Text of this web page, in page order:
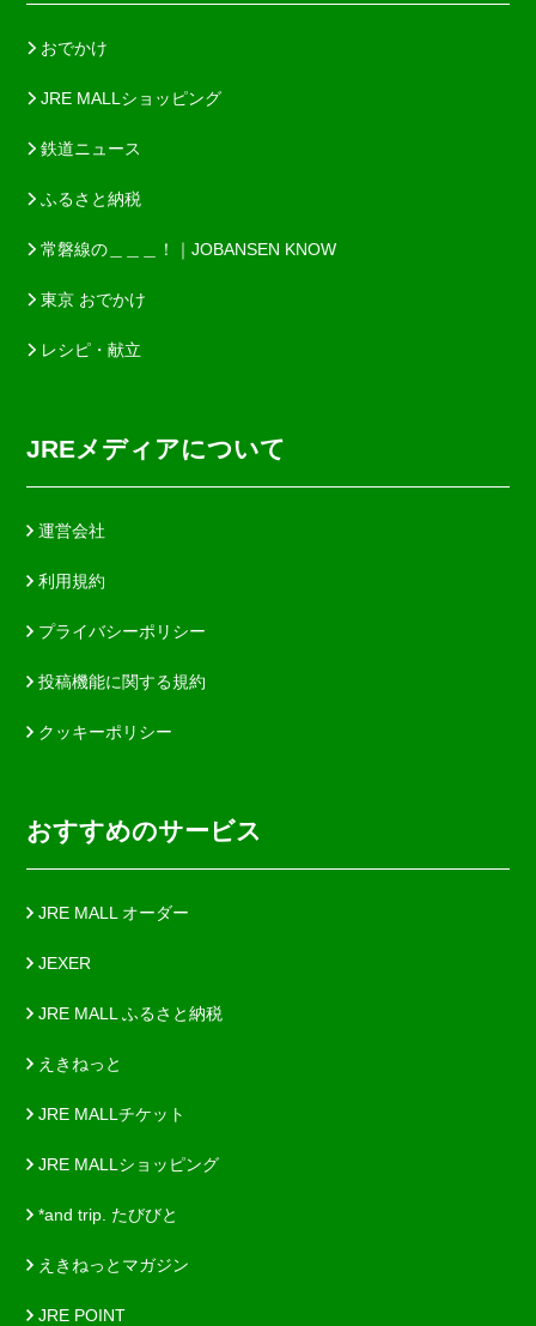
おでかけ
JRE MALLショッピング
鉄道ニュース
ふるさと納税
常磐線の＿＿＿！｜JOBANSEN KNOW
東京 おでかけ
レシピ・献立
JREメディアについて
運営会社
利用規約
プライバシーポリシー
投稿機能に関する規約
クッキーポリシー
おすすめのサービス
JRE MALL オーダー
JEXER
JRE MALL ふるさと納税
えきねっと
JRE MALLチケット
JRE MALLショッピング
*and trip. たびびと
えきねっとマガジン
JRE POINT